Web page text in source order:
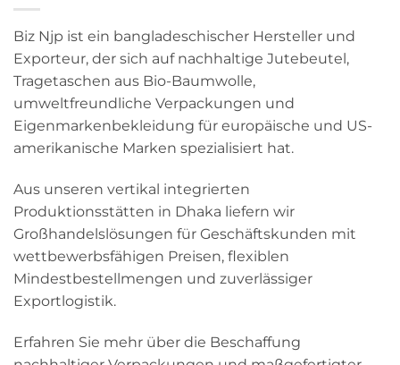
Biz Njp ist ein bangladeschischer Hersteller und
Exporteur, der sich auf nachhaltige Jutebeutel,
Tragetaschen aus Bio-Baumwolle,
umweltfreundliche Verpackungen und
Eigenmarkenbekleidung für europäische und US-
amerikanische Marken spezialisiert hat.
Aus unseren vertikal integrierten
Produktionsstätten in Dhaka liefern wir
Großhandelslösungen für Geschäftskunden mit
wettbewerbsfähigen Preisen, flexiblen
Mindestbestellmengen und zuverlässiger
Exportlogistik.
Erfahren Sie mehr über die Beschaffung